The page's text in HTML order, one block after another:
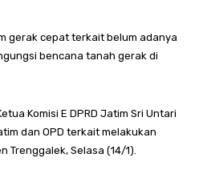
gerak cepat terkait belum adanya
bencana tanah gerak di
Komisi E DPRD Jatim Sri Untari
dan OPD terkait melakukan
Trenggalek, Selasa (14/1).